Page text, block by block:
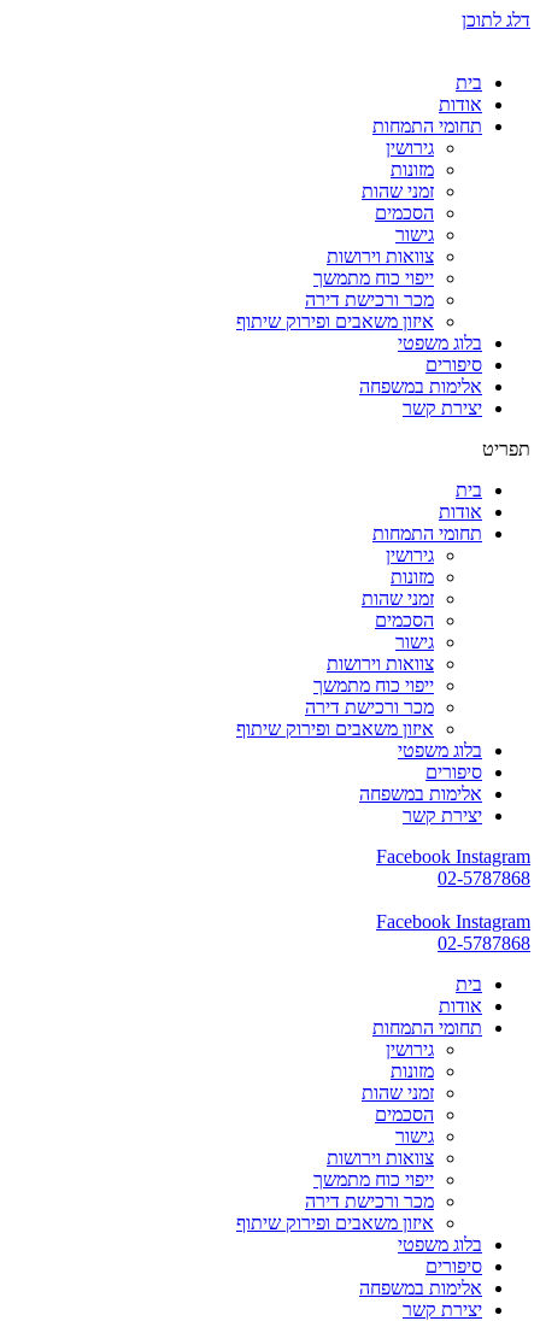
דלג לתוכן
בית
אודות
תחומי התמחות
גירושין
מזונות
זמני שהות
הסכמים
גישור
צוואות וירושות
ייפוי כוח מתמשך
מכר ורכישת דירה
איזון משאבים ופירוק שיתוף
בלוג משפטי
סיפורים
אלימות במשפחה
יצירת קשר
תפריט
בית
אודות
תחומי התמחות
גירושין
מזונות
זמני שהות
הסכמים
גישור
צוואות וירושות
ייפוי כוח מתמשך
מכר ורכישת דירה
איזון משאבים ופירוק שיתוף
בלוג משפטי
סיפורים
אלימות במשפחה
יצירת קשר
Facebook Instagram
02-5787868
Facebook Instagram
02-5787868
בית
אודות
תחומי התמחות
גירושין
מזונות
זמני שהות
הסכמים
גישור
צוואות וירושות
ייפוי כוח מתמשך
מכר ורכישת דירה
איזון משאבים ופירוק שיתוף
בלוג משפטי
סיפורים
אלימות במשפחה
יצירת קשר